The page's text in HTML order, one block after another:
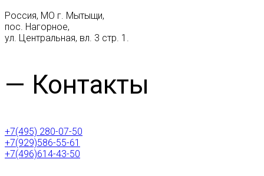
Россия, МО г. Мытыщи,
пос. Нагорное,
ул. Центральная, вл. 3 стр. 1.
— Контакты
+7(495) 280-07-50
+7(929)586-55-61
+7(496)614-43-50